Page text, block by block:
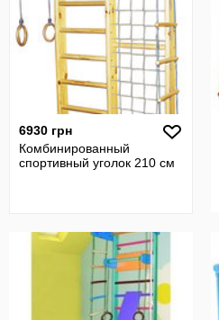
6930 грн
Комбинированный
спортивный уголок 210 см